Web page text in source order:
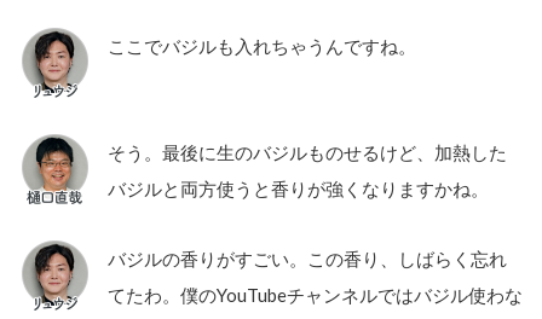
ここでバジルも入れちゃうんですね。
そう。最後に生のバジルものせるけど、加熱した
バジルと両方使うと香りが強くなりますかね。
バジルの香りがすごい。この香り、しばらく忘れ
てたわ。僕のYouTubeチャンネルではバジル使わな